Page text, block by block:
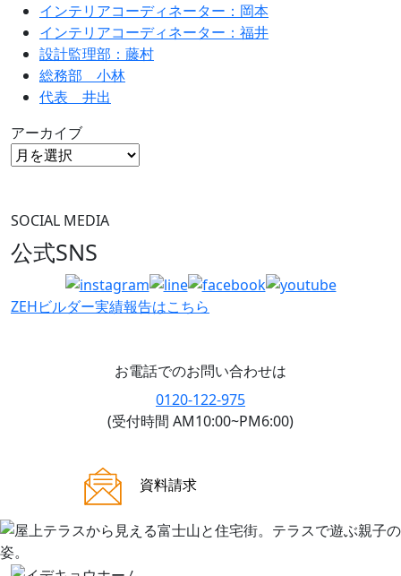
インテリアコーディネーター：岡本
インテリアコーディネーター：福井
設計監理部：藤村
総務部 小林
代表 井出
アーカイブ
SOCIAL MEDIA
公式SNS
ZEHビルダー実績報告はこちら
お電話でのお問い合わせは
0120-122-975
(受付時間 AM10:00~PM6:00)
資料請求